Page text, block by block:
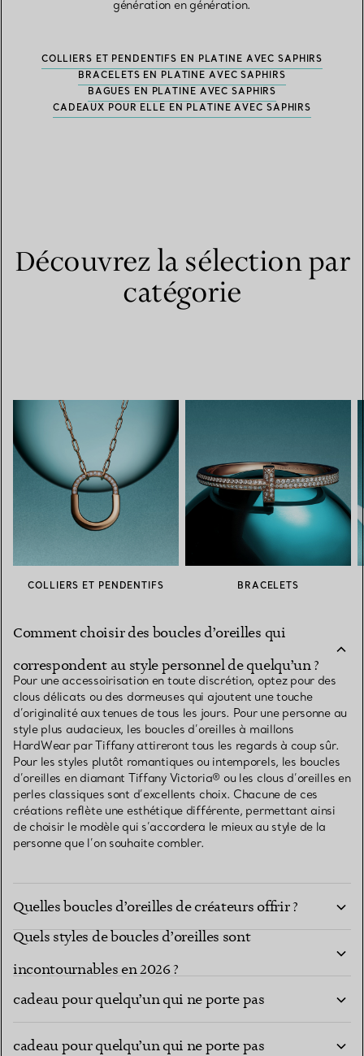
génération en génération.
COLLIERS ET PENDENTIFS EN PLATINE AVEC SAPHIRS
BRACELETS EN PLATINE AVEC SAPHIRS
BAGUES EN PLATINE AVEC SAPHIRS
CADEAUX POUR ELLE EN PLATINE AVEC SAPHIRS
Découvrez la sélection par
catégorie
COLLIERS ET PENDENTIFS BRACELETS
Comment choisir des boucles d’oreilles qui
correspondent au style personnel de quelqu’un ?
Pour une accessoirisation en toute discrétion, optez pour des
clous délicats ou des dormeuses qui ajoutent une touche
d’originalité aux tenues de tous les jours. Pour une personne au
style plus audacieux, les boucles d’oreilles à maillons
HardWear par Tiffany attireront tous les regards à coup sûr.
Pour les styles plutôt romantiques ou intemporels, les boucles
d’oreilles en diamant Tiffany Victoria® ou les clous d’oreilles en
perles classiques sont d’excellents choix. Chacune de ces
créations reflète une esthétique différente, permettant ainsi
de choisir le modèle qui s’accordera le mieux au style de la
personne que l’on souhaite combler.
Quelles boucles d’oreilles de créateurs offrir ?
Quels styles de boucles d’oreilles sont
incontournables en 2026 ?
Les boucles d’oreilles sont-elles un bon choix de
cadeau pour quelqu’un qui ne porte pas
Les boucles d’oreilles sont-elles un bon choix de
cadeau pour quelqu’un qui ne porte pas